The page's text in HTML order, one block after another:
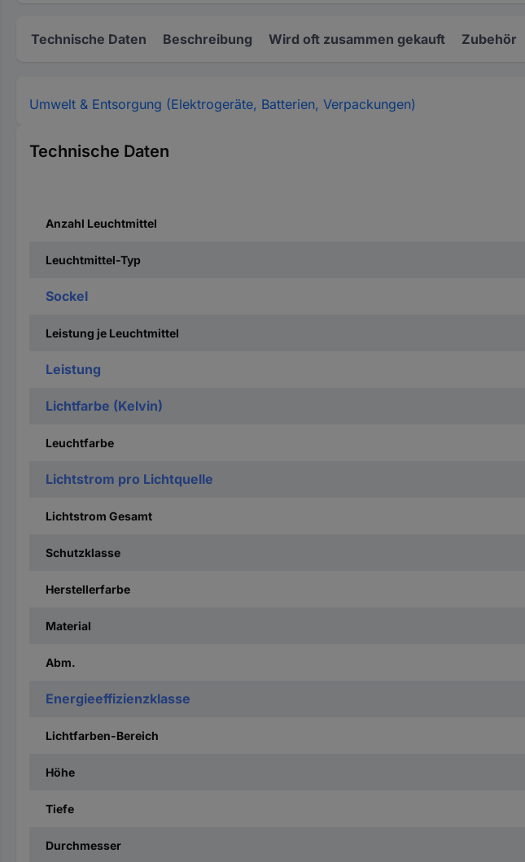
Technische Daten Beschreibung Wird oft zusammen gekauft Zubehör
Umwelt & Entsorgung (Elektrogeräte, Batterien, Verpackungen)
Technische Daten
Anzahl Leuchtmittel
Leuchtmittel-Typ
Sockel
Leistung je Leuchtmittel
Leistung
Lichtfarbe (Kelvin)
Leuchtfarbe
Lichtstrom pro Lichtquelle
Lichtstrom Gesamt
Schutzklasse
Herstellerfarbe
Material
Abm.
Energieeffizienzklasse
Lichtfarben-Bereich
Höhe
Tiefe
Durchmesser